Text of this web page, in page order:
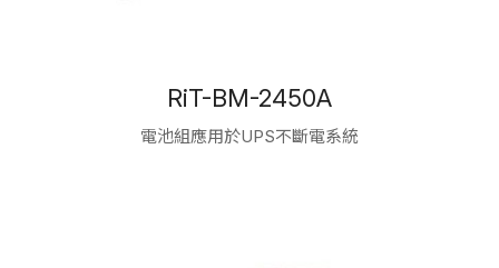
RiT-BM-2450A
電池組應用於UPS不斷電系統